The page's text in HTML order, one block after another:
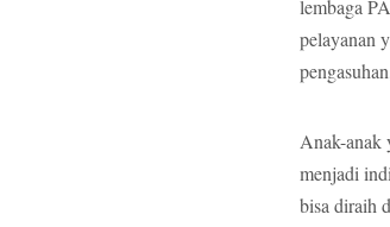
lembaga
pelayanan
Anak-anak
menjadi
bisa diraih